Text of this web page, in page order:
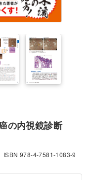
の内視鏡診断
ISBN 978-4-7581-1083-9